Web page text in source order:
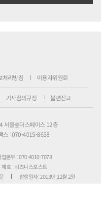
처리방침 이용자위원회
기사심의규정 불편신고
서울숲더스페이스 12층
스 : 070-4015-8658
업본부 : 070-4010-7078
제호 : 비즈니스포스트
발행일자: 2013년 12월 2일